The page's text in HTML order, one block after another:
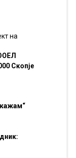
на
Скопје